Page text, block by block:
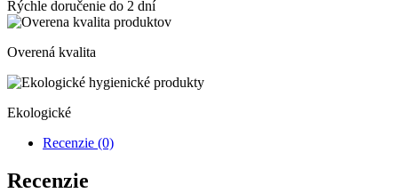
Rýchle doručenie do 2 dní
Overená kvalita
Ekologické
Recenzie (0)
Recenzie